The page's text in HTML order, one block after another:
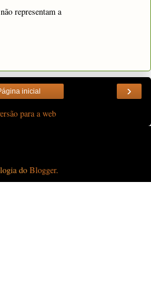
representam a
›
inicial
para a web
do Blogger.